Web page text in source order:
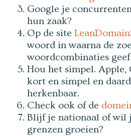
Google je
hun zaak?
Op de site
woord in waarna de
woordcombinaties
Hou het simpel.
kort en simpel en
herkenbaar.
Check ook of de
Blijf je nationaal of wil
grenzen groeien?